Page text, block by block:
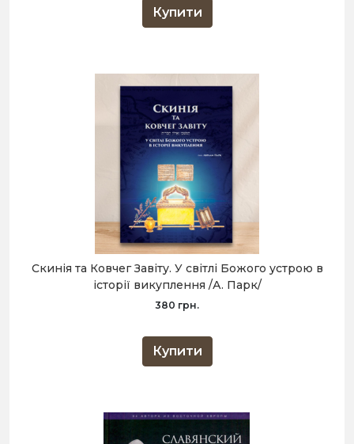
Купити
Скинія та Ковчег Завіту. У світлі Божого устрою в
історії викуплення /А. Парк/
380 грн.
Купити